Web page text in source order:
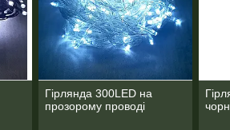
Гірлянда 300LED на
прозорому проводі